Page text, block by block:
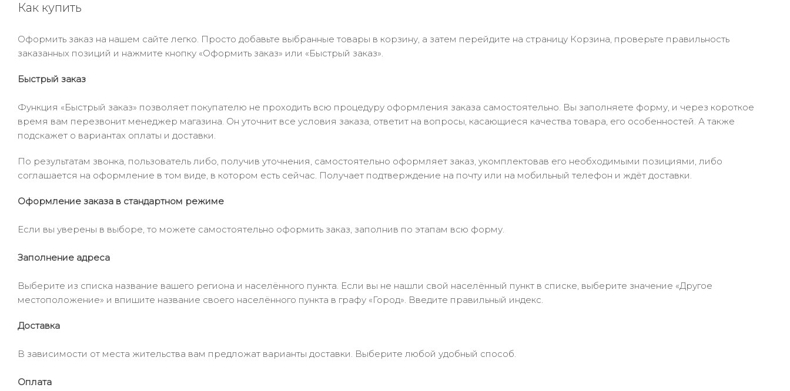
Как купить
Оформить заказ на нашем сайте легко. Просто добавьте выбранные товары в корзину, а затем перейдите на страницу Корзина, проверьте правильность
заказанных позиций и нажмите кнопку «Оформить заказ» или «Быстрый заказ».
Быстрый заказ
Функция «Быстрый заказ» позволяет покупателю не проходить всю процедуру оформления заказа самостоятельно. Вы заполняете форму, и через короткое
время вам перезвонит менеджер магазина. Он уточнит все условия заказа, ответит на вопросы, касающиеся качества товара, его особенностей. А также
подскажет о вариантах оплаты и доставки.
По результатам звонка, пользователь либо, получив уточнения, самостоятельно оформляет заказ, укомплектовав его необходимыми позициями, либо
соглашается на оформление в том виде, в котором есть сейчас. Получает подтверждение на почту или на мобильный телефон и ждёт доставки.
Оформление заказа в стандартном режиме
Если вы уверены в выборе, то можете самостоятельно оформить заказ, заполнив по этапам всю форму.
Заполнение адреса
Выберите из списка название вашего региона и населённого пункта. Если вы не нашли свой населённый пункт в списке, выберите значение «Другое
местоположение» и впишите название своего населённого пункта в графу «Город». Введите правильный индекс.
Доставка
В зависимости от места жительства вам предложат варианты доставки. Выберите любой удобный способ.
Оплата